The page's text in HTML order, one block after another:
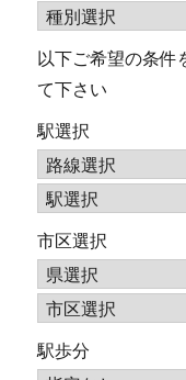
以下ご希望の条件
て下さい
駅選択
市区選択
駅歩分